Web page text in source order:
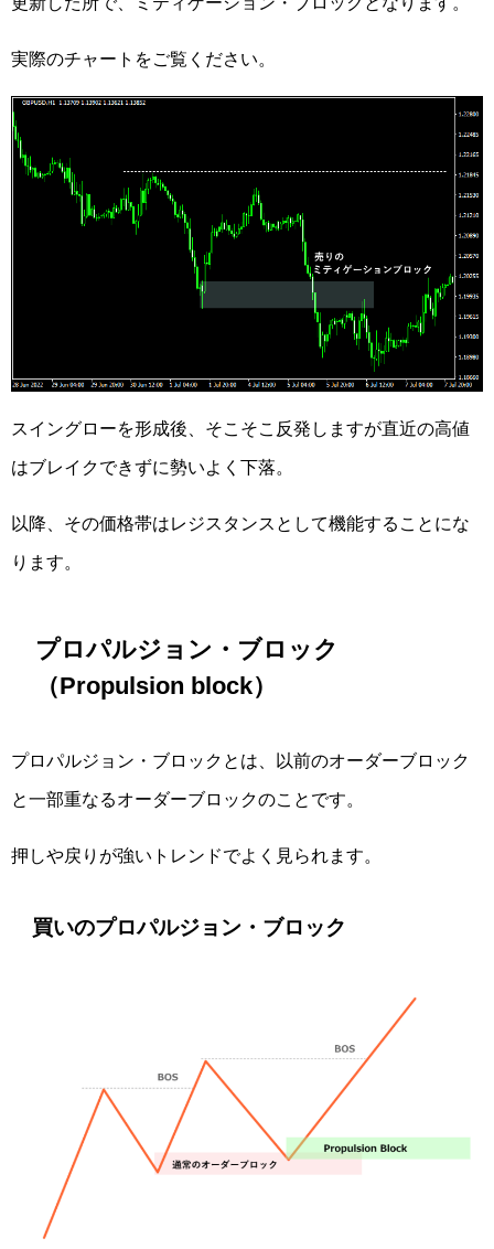
実際のチャートをご覧ください。
スイングローを形成後、そこそこ反発しますが直近の高値
はブレイクできずに勢いよく下落。
以降、その価格帯はレジスタンスとして機能することにな
ります。
プロパルジョン・ブロック
（Propulsion block）
プロパルジョン・ブロックとは、以前のオーダーブロック
と一部重なるオーダーブロックのことです。
押しや戻りが強いトレンドでよく見られます。
買いのプロパルジョン・ブロック